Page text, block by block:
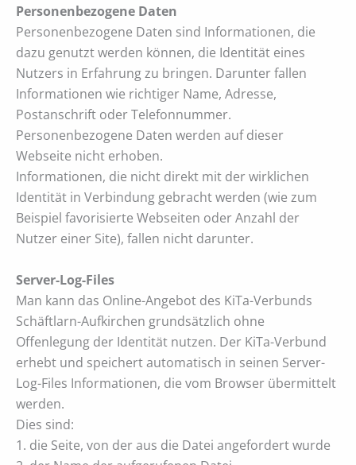
Personenbezogene Daten
Personenbezogene Daten sind Informationen, die
dazu genutzt werden können, die Identität eines
Nutzers in Erfahrung zu bringen. Darunter fallen
Informationen wie richtiger Name, Adresse,
Postanschrift oder Telefonnummer.
Personenbezogene Daten werden auf dieser
Webseite nicht erhoben.
Informationen, die nicht direkt mit der wirklichen
Identität in Verbindung gebracht werden (wie zum
Beispiel favorisierte Webseiten oder Anzahl der
Nutzer einer Site), fallen nicht darunter.
Server-Log-Files
Man kann das Online-Angebot des KiTa-Verbunds
Schäftlarn-Aufkirchen grundsätzlich ohne
Offenlegung der Identität nutzen. Der KiTa-Verbund
erhebt und speichert automatisch in seinen Server-
Log-Files Informationen, die vom Browser übermittelt
werden.
Dies sind:
1. die Seite, von der aus die Datei angefordert wurde